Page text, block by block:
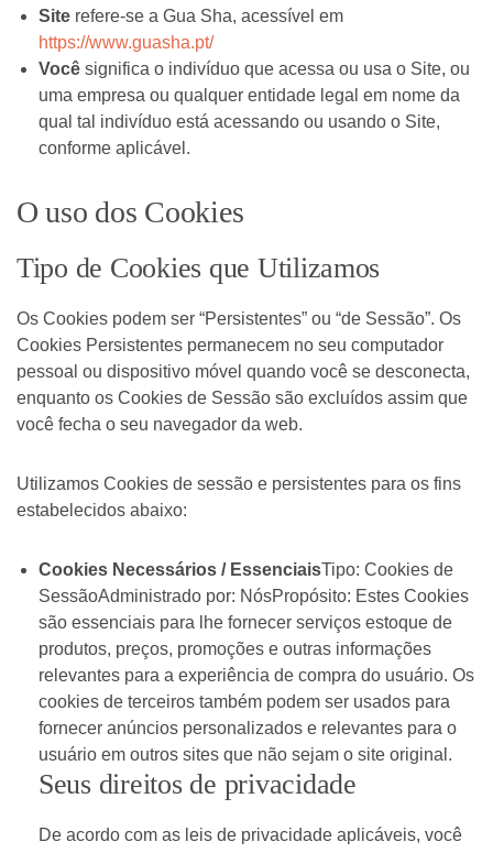
Site refere-se a Gua Sha, acessível em
https://www.guasha.pt/
Você significa o indivíduo que acessa ou usa o Site, ou
uma empresa ou qualquer entidade legal em nome da
qual tal indivíduo está acessando ou usando o Site,
conforme aplicável.
O uso dos Cookies
Tipo de Cookies que Utilizamos
Os Cookies podem ser “Persistentes” ou “de Sessão”. Os
Cookies Persistentes permanecem no seu computador
pessoal ou dispositivo móvel quando você se desconecta,
enquanto os Cookies de Sessão são excluídos assim que
você fecha o seu navegador da web.
Utilizamos Cookies de sessão e persistentes para os fins
estabelecidos abaixo:
Cookies Necessários / EssenciaisTipo: Cookies de
SessãoAdministrado por: NósPropósito: Estes Cookies
são essenciais para lhe fornecer serviços estoque de
produtos, preços, promoções e outras informações
relevantes para a experiência de compra do usuário. Os
cookies de terceiros também podem ser usados para
fornecer anúncios personalizados e relevantes para o
usuário em outros sites que não sejam o site original.
Seus direitos de privacidade
De acordo com as leis de privacidade aplicáveis, você